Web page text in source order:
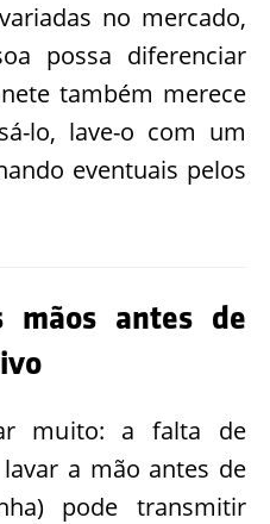
no mercado,
possa diferenciar
também merece
lo, lave-o com um
eventuais pelos
mãos antes de
muito: a falta de
a mão antes de
pode transmitir